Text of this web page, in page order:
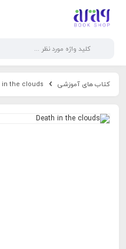
کتاب های آموزشی in the clouds